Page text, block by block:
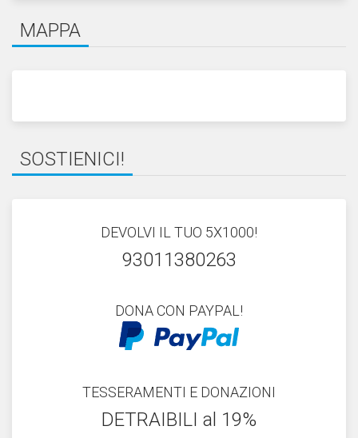
MAPPA
SOSTIENICI!
DEVOLVI IL TUO 5X1000!
93011380263
DONA CON PAYPAL!
TESSERAMENTI E DONAZIONI
DETRAIBILI al 19%